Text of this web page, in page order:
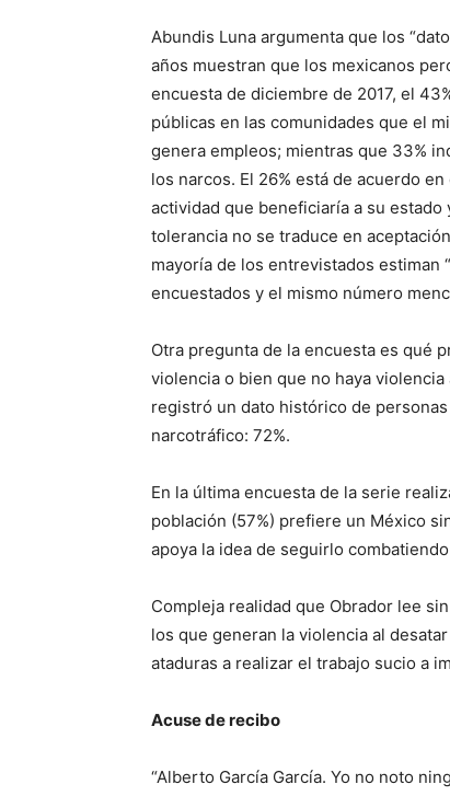
Abundis Luna argumenta que los
años muestran que los mexicanos
encuesta de diciembre de 2017, el
públicas en las comunidades que el
genera empleos; mientras que 33%
los narcos. El 26% está de acuerdo
actividad que beneficiaría a su
tolerancia no se traduce en
mayoría de los entrevistados estiman
encuestados y el mismo número
Otra pregunta de la encuesta es qué
violencia o bien que no haya
registró un dato histórico de
narcotráfico: 72%.
En la última encuesta de la serie
población (57%) prefiere un México
apoya la idea de seguirlo
Compleja realidad que Obrador lee
los que generan la violencia al
ataduras a realizar el trabajo sucio a
Acuse de recibo
“Alberto García García. Yo no noto